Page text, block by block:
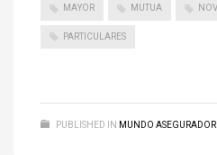
MAYOR MUTUA
PARTICULARES
PUBLISHED IN MUNDO ASEGURADOR